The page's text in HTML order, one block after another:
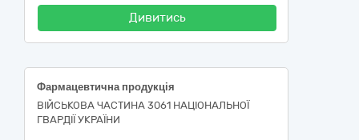
Дивитись
Фармацевтична продукція
ВІЙСЬКОВА ЧАСТИНА 3061 НАЦІОНАЛЬНОЇ
ГВАРДІЇ УКРАЇНИ